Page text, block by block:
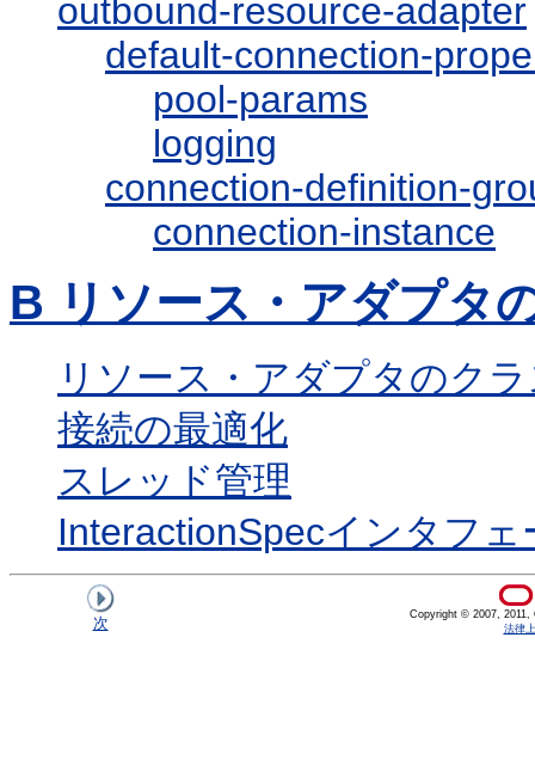
outbound-resource-adapter
default-connection-
pool-params
logging
connection-definition-
connection-instance
B リソース・アダプタ
リソース・アダプタのク
接続の最適化
スレッド管理
InteractionSpecインタフェ
次
Copyright © 2007, 2011,
法律